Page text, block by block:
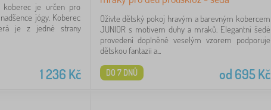
koberec je určen pro
jógy. Koberec
je z jedné strany
1 236 Kč
Oživte dětský pokoj hravým a barevným kobercem
JUNIOR s motivem duhy a mraků. Elegantní šedé
provedení doplněné veselým vzorem podporuje
dětskou fantazii a...
od 695Kč
DO 7 DNŮ